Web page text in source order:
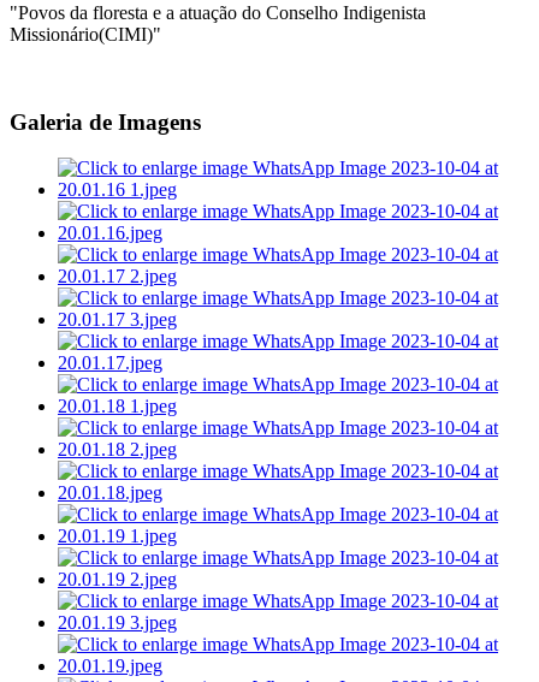
"Povos da floresta e a atuação do Conselho Indigenista
Missionário(CIMI)"
Galeria de Imagens